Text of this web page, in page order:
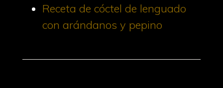
Receta de cóctel de lenguado
con arándanos y pepino